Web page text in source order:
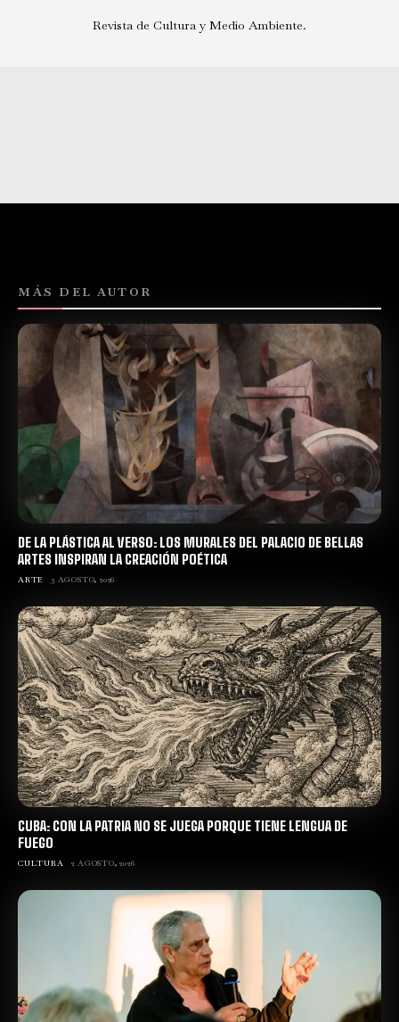
Revista de Cultura y Medio Ambiente.
MÁS DEL AUTOR
DE LA PLÁSTICA AL VERSO: LOS MURALES DEL PALACIO DE BELLAS
ARTES INSPIRAN LA CREACIÓN POÉTICA
ARTE 3 AGOSTO, 2026
CUBA: CON LA PATRIA NO SE JUEGA PORQUE TIENE LENGUA DE
FUEGO
CULTURA 2 AGOSTO, 2026